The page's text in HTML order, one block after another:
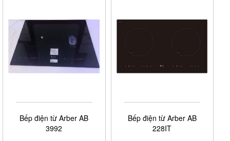
Bếp điện từ Arber AB
3992
Bếp điện từ Arber AB
228IT